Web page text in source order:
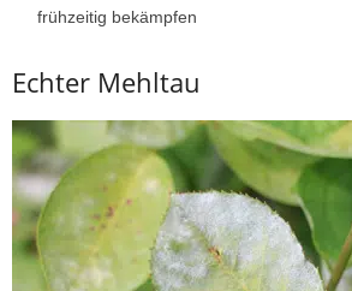
frühzeitig bekämpfen
Echter Mehltau